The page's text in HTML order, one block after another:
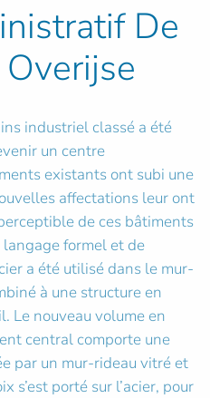
De
industriel classé a été
un centre
existants ont subi une
affectations leur ont
de ces bâtiments
langage formel et de
a été utilisé dans le mur-
à une structure en
Le nouveau volume en
central comporte une
par un mur-rideau vitré et
s’est porté sur l’acier, pour